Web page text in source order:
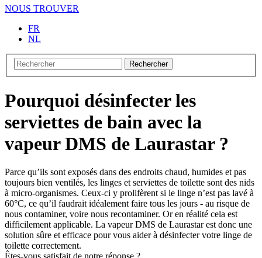
NOUS TROUVER
FR
NL
Rechercher
Pourquoi désinfecter les
serviettes de bain avec la
vapeur DMS de Laurastar ?
Parce qu’ils sont exposés dans des endroits chaud, humides et pas
toujours bien ventilés, les linges et serviettes de toilette sont des nids
à micro-organismes. Ceux-ci y prolifèrent si le linge n’est pas lavé à
60°C, ce qu’il faudrait idéalement faire tous les jours - au risque de
nous contaminer, voire nous recontaminer. Or en réalité cela est
difficilement applicable. La vapeur DMS de Laurastar est donc une
solution sûre et efficace pour vous aider à désinfecter votre linge de
toilette correctement.